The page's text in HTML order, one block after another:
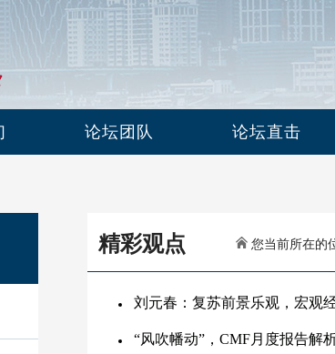
论坛团队 论坛直击
精彩观点 您当前所在的
刘元春：复苏前景乐观，宏观
“风吹幡动”，CMF月度报告解